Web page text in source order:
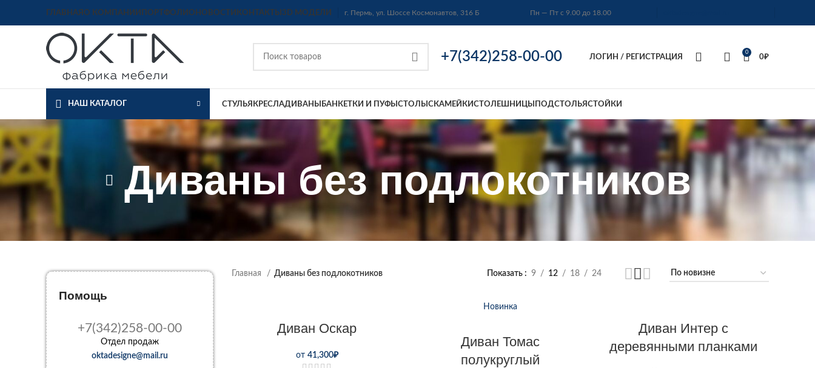
ГЛАВНАЯ О КОМПАНИИ ПОРТФОЛИО НОВОСТИ КОНТАКТЫ 3D МОДЕЛИ г. Пермь, ул. Шоссе Космонавтов, 316 Б Пн — Пт с 9.00 до 18.00
+7(342)258-00-00 ЛОГИН / РЕГИСТРАЦИЯ
0
0₽
НАШ КАТАЛОГ СТУЛЬЯ КРЕСЛАДИВАНЫ БАНКЕТКИ И ПУФЫ СТОЛЫ СКАМЕЙКИСТОЛЕШНИЦЫ ПОДСТОЛЬЯ СТОЙКИ
Диваны без подлокотников
Помощь
+7(342)258-00-00
Отдел продаж
oktadesigne@mail.ru
Главная Диваны без подлокотников Показать 9 12 18 24
Диван Оскар
от 41,300₽
Новинка
Диван Томас
полукруглый
Диван Интер с
деревянными планками